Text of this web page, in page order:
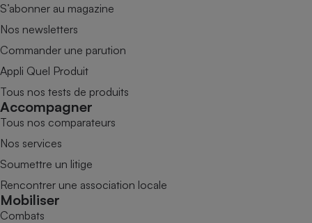
S’abonner au magazine
Nos newsletters
Commander une parution
Appli Quel Produit
Tous nos tests de produits
Accompagner
Tous nos comparateurs
Nos services
Soumettre un litige
Rencontrer une association locale
Mobiliser
Combats